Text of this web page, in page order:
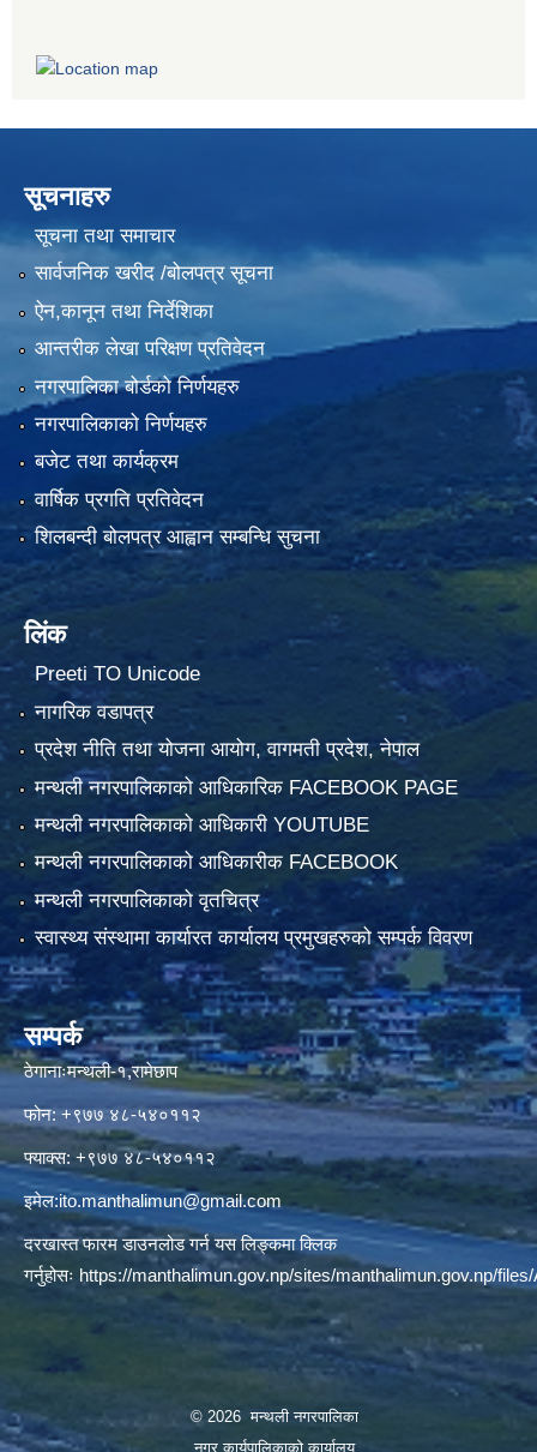
सूचनाहरु
सूचना तथा समाचार
सार्वजनिक खरीद /बोलपत्र सूचना
ऐन,कानून तथा निर्देशिका
आन्तरीक लेखा परिक्षण प्रतिवेदन
नगरपालिका बोर्डको निर्णयहरु
नगरपालिकाको निर्णयहरु
बजेट तथा कार्यक्रम
वार्षिक प्रगति प्रतिवेदन
शिलबन्दी बोलपत्र आह्वान सम्बन्धि सुचना
लिंक
Preeti TO Unicode
नागरिक वडापत्र
प्रदेश नीति तथा योजना आयोग, वागमती प्रदेश, नेपाल
मन्थली नगरपालिकाको आधिकारिक FACEBOOK PAGE
मन्थली नगरपालिकाको आधिकारी YOUTUBE
मन्थली नगरपालिकाको आधिकारीक FACEBOOK
मन्थली नगरपालिकाको वृतचित्र
स्वास्थ्य संस्थामा कार्यारत कार्यालय प्रमुखहरुको सम्पर्क विवरण
सम्पर्क
ठेगानाःमन्थली-१,रामेछाप
फोन: +९७७ ४८-५४०११२
फ्याक्स: +९७७ ४८-५४०११२
इमेल:ito.manthalimun@gmail.com
दरखास्त फारम डाउनलोड गर्न यस लिङ्कमा क्लिक
गर्नुहोसः https://manthalimun.gov.np/sites/manthalimun.gov.np/
© 2026 मन्थली नगरपालिका
नगर कार्यपालिकाको कार्यालय